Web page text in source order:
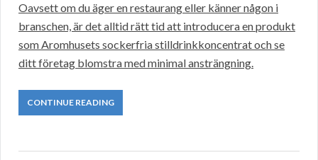
Oavsett om du äger en restaurang eller känner någon i
branschen, är det alltid rätt tid att introducera en produkt
som Aromhusets sockerfria stilldrinkkoncentrat och se
ditt företag blomstra med minimal ansträngning.
CONTINUE READING